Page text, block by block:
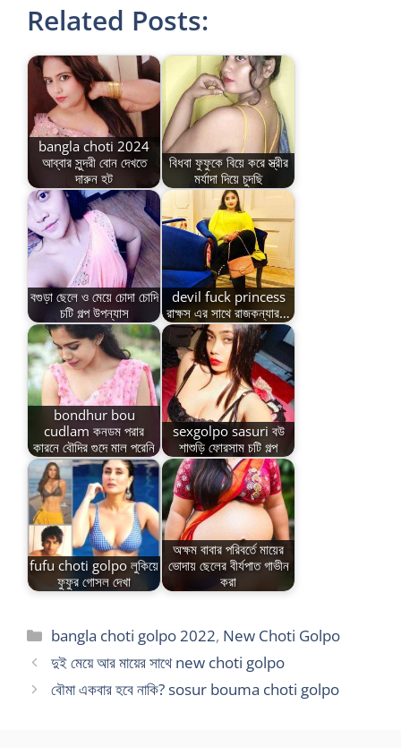
Related Posts:
bangla choti 2024
আব্বার সুন্দরী বোন দেখতে
দারুন হট
বিধবা ফুফুকে বিয়ে করে স্ত্রীর
মর্যাদা দিয়ে চুদছি
বগুড়া ছেলে ও মেয়ে চোদা চোদি
চটি গল্প উপন্যাস
devil fuck princess
রাক্ষস এর সাথে রাজকন্যার…
bondhur bou
cudlam কনডম পরার
কারনে বৌদির গুদে মাল পরেনি
sexgolpo sasuri বউ
শাশুড়ি ফোরসাম চটি গল্প
fufu choti golpo লুকিয়ে
ফুফুর গোসল দেখা
অক্ষম বাবার পরিবর্তে মায়ের
ভোদায় ছেলের বীর্যপাত গাভীন
করা
Categories
bangla choti golpo 2022, New Choti Golpo
দুই মেয়ে আর মায়ের সাথে new choti golpo
বৌমা একবার হবে নাকি? sosur bouma choti golpo